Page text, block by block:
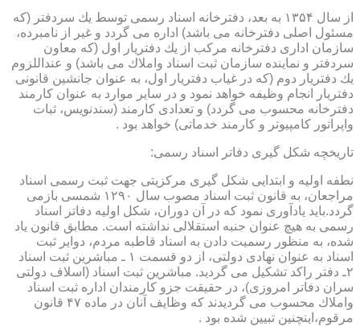
از سال ۱۳۵۴ به بعد، دفترخانه اسناد رسمی توسط یك سردفتر (كه
مسئول اصلی دفترخانه می باشد) اداره می گردد و غیر از نامبرده،
سازمان اداری دفترخانه مركب از یك دفتریار اول (كه معاون
سردفتر و نماینده سازمان ثبت اسناد واملاك می باشد) و عنداللزوم
یك دفتریار دوم (كه در غیاب دفتریار اول، به عنوان جانشین قانونی
دفتریار انجام وظیفه خواهد نمود و در سایر موارد به عنوان كارمند
دفترخانه محسوب می گردد) و تعدادی كارمند (سندنویس، ثبات
واپراتور كامپیوتر و كارمند خدماتی) خواهد بود .
تاریخچه شكل گیری دفاتر اسناد رسمی:
نطفه اولیه و ابتدایی شكل گیری مركزیتی جهت ثبت رسمی اسناد
مراجعان، به قانون ثبت اسناد مصوب سال ۱۲۹۰ شمسی بازمی
گردد.باید یادآوری نمود كه در آن دوران، شكل اولیه دفاتر اسناد
رسمی به هیچ عنوان جنبه استقلالی نداشته است. مطابق قانون یاد
شده، به منظور رسمیت دادن به اسناد قاطبه مردم، دوایر ثبت
اسناد به عنوان نهادی دولتی، از دو قسمت ۱ ـ مباشرین ثبت اسناد
۲ـ دفتر راكد تشكیل می گردید. مباشرین ثبت اسناد (اسلاف دولتی
سران دفاتر امروزی)، در حقیقت جزو كارمندان اداره ثبت اسناد
واملاك محسوب می گردیدند كه وظایف آنان در ماده ۴۷ قانون
مرقوم،اینچنین تبیین شده بود .